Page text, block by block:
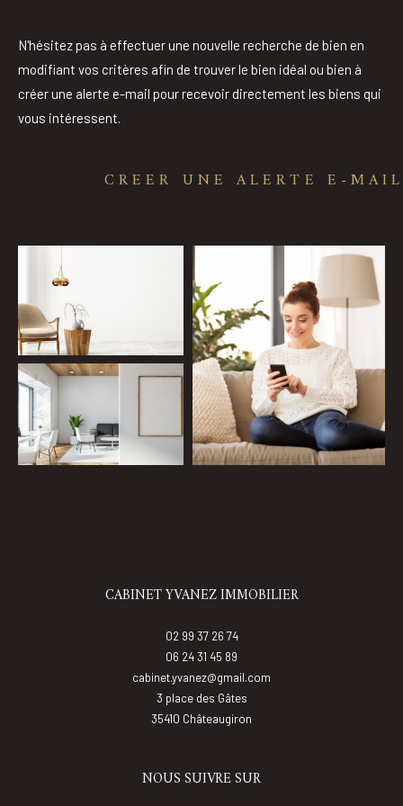
N'hésitez pas à effectuer une nouvelle recherche de bien en
modifiant vos critères afin de trouver le bien idéal ou bien à
créer une alerte e-mail pour recevoir directement les biens qui
vous intéressent.
CREER UNE ALERTE E-
CABINET YVANEZ IMMOBILIER
02 99 37 26 74
06 24 31 45 89
cabinet.yvanez@gmail.com
3 place des Gâtes
35410
châteaugiron
NOUS SUIVRE SUR
Pièces
0 1 2 3 4 5
Ville
Affiner les critères
Parking Terrasse Piscine
Filtrer par
RECHERCHER